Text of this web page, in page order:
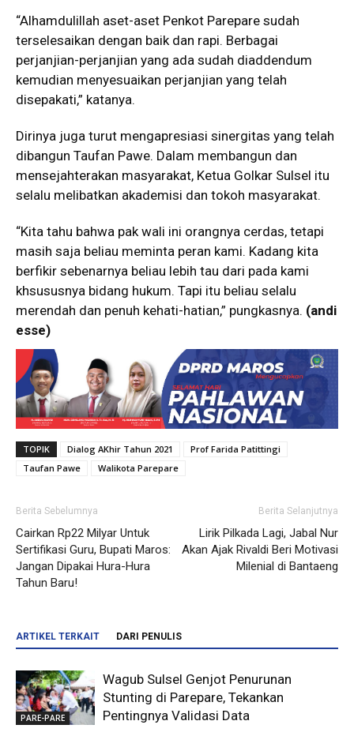
“Alhamdulillah aset-aset Penkot Parepare sudah
terselesaikan dengan baik dan rapi. Berbagai
perjanjian-perjanjian yang ada sudah diaddendum
kemudian menyesuaikan perjanjian yang telah
disepakati,” katanya.
Dirinya juga turut mengapresiasi sinergitas yang telah
dibangun Taufan Pawe. Dalam membangun dan
mensejahterakan masyarakat, Ketua Golkar Sulsel itu
selalu melibatkan akademisi dan tokoh masyarakat.
“Kita tahu bahwa pak wali ini orangnya cerdas, tetapi
masih saja beliau meminta peran kami. Kadang kita
berfikir sebenarnya beliau lebih tau dari pada kami
khsususnya bidang hukum. Tapi itu beliau selalu
merendah dan penuh kehati-hatian,” pungkasnya. (andi
esse)
TOPIK Dialog AKhir Tahun 2021
Prof Farida Patittingi
Taufan Pawe
Walikota Parepare
Berita Sebelumnya
Cairkan Rp22 Milyar Untuk
Sertifikasi Guru, Bupati Maros:
Jangan Dipakai Hura-Hura
Tahun Baru!
Berita Selanjutnya
Lirik Pilkada Lagi, Jabal Nur
Akan Ajak Rivaldi Beri Motivasi
Milenial di Bantaeng
ARTIKEL TERKAIT DARI PENULIS
PARE-PARE
Wagub Sulsel Genjot Penurunan
Stunting di Parepare, Tekankan
Pentingnya Validasi Data